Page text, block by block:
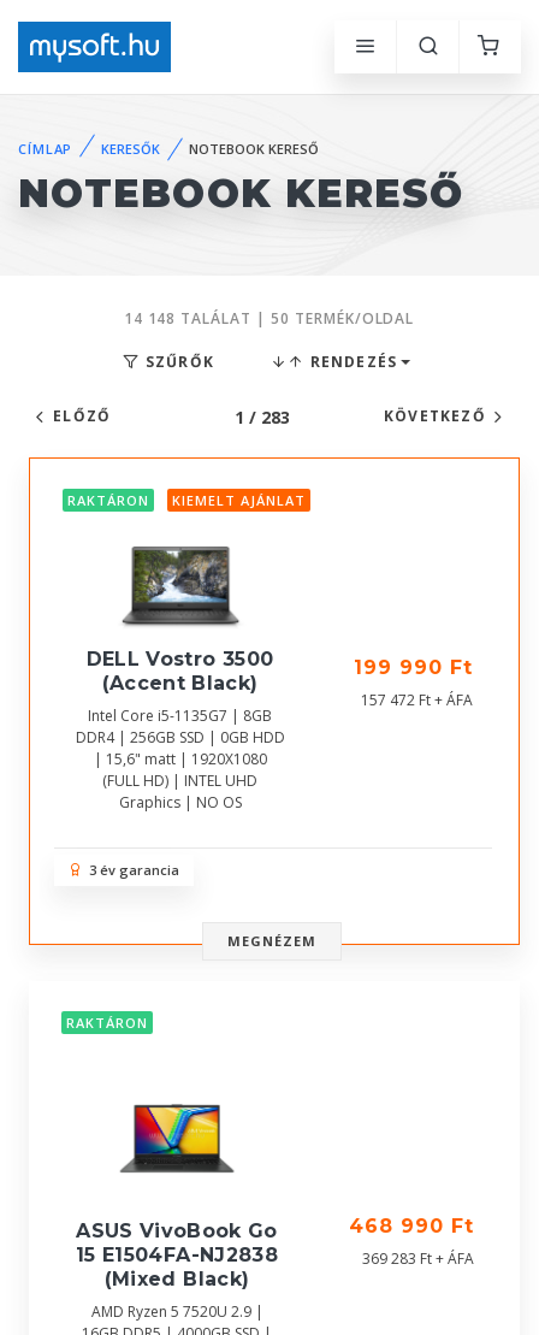
CÍMLAP KERESŐK NOTEBOOK KERESŐ
NOTEBOOK KERESŐ
14 148 TALÁLAT | 50 TERMÉK/OLDAL
SZŰRŐK RENDEZÉS
ELŐZŐ 1 / 283 KÖVETKEZŐ
RAKTÁRON KIEMELT AJÁNLAT
DELL Vostro 3500
(Accent Black)
Intel Core i5-1135G7 | 8GB
DDR4 | 256GB SSD | 0GB HDD
| 15,6" matt | 1920X1080
(FULL HD) | INTEL UHD
Graphics | NO OS
199 990 Ft
157 472 Ft + ÁFA
3 év garancia
MEGNÉZEM
RAKTÁRON
ASUS VivoBook Go
15 E1504FA-NJ2838
(Mixed Black)
AMD Ryzen 5 7520U 2.9 |
468 990 Ft
369 283 Ft + ÁFA